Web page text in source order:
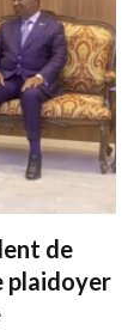
de
plaidoyer